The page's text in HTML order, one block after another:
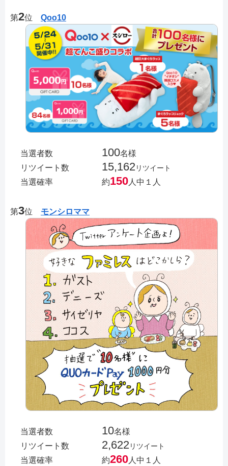
第2位 Qoo10
当選者数 100名様
リツイート数
15,162リツイート
当選確率 約150 人中１人
第3位 モンシロママ
当選者数 10名様
リツイート数
2,622リツイート
当選確率 約260 人中１人